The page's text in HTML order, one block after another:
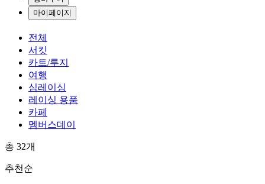
마이페이지
전체
서킷
카트/루지
여행
심레이싱
레이싱 용품
카페
멤버스데이
총 32개
추천순